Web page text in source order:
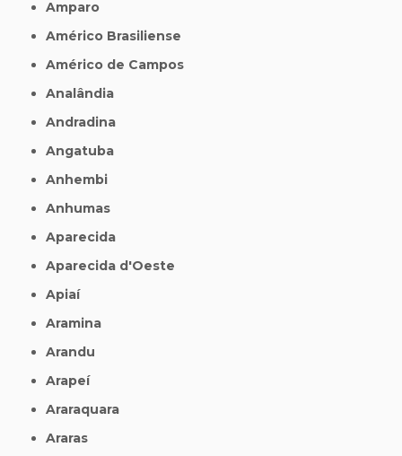
Amparo
Américo Brasiliense
Américo de Campos
Analândia
Andradina
Angatuba
Anhembi
Anhumas
Aparecida
Aparecida d'Oeste
Apiaí
Aramina
Arandu
Arapeí
Araraquara
Araras